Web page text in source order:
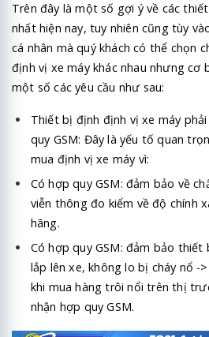
Trên đây là một số gợi ý về các
nhất hiện nay, tuy nhiên cũng tùy
cá nhân mà quý khách có thể chọn
định vị xe máy khác nhau nhưng cơ
một số các yêu cầu như sau:
Thiết bị định định vị xe máy
quy GSM: Đây là yếu tố quan
mua định vị xe máy vì:
Có hợp quy GSM: đảm bảo về
viễn thông đo kiểm về độ chính
hãng.
Có hợp quy GSM: đảm bảo
lắp lên xe, không lo bị cháy nổ -
khi mua hàng trôi nổi trên thị
nhận hợp quy GSM.